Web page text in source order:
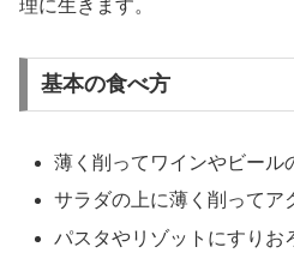
理に生きます。
基本の食べ方
薄く削ってワインやビール
サラダの上に薄く削ってア
パスタやリゾットにすりお